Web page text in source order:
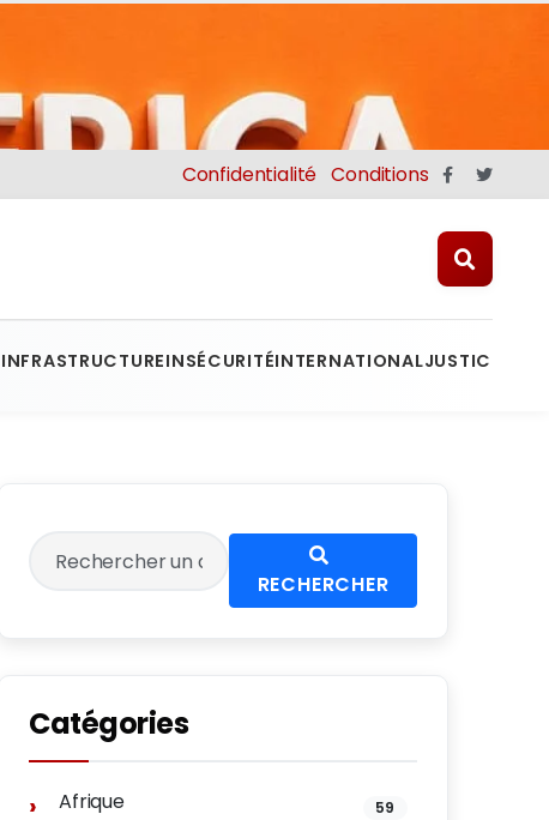
Confidentialité Conditions
INFRASTRUCTUREINSÉCURITÉINTERNATIONALJUSTICE
RECHERCHER
Catégories
Afrique 59